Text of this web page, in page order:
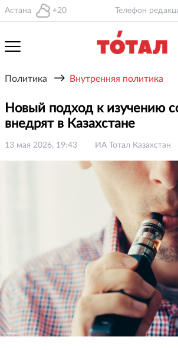
Астана +20 Телефон
Политика → Внутренняя политика
Новый подход к изучению
внедрят в Казахстане
13 мая 2026, 19:43 ИА Тотал Казахстан